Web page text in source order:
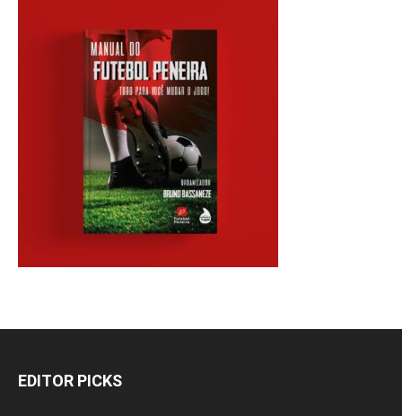
EDITOR PICKS